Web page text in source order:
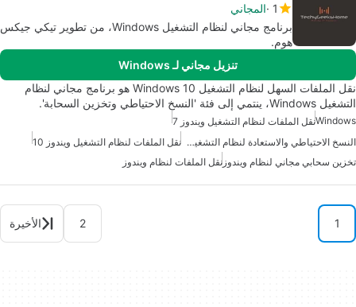
1 المجاني
برنامج مجاني لنظام التشغيل Windows، من تطوير تيكي جيكس
هوم.
تنزيل مجاني لـ Windows
نقل الملفات السهل لنظام التشغيل Windows 10 هو برنامج مجاني لنظام
التشغيل Windows، ينتمي إلى فئة 'النسخ الاحتياطي وتخزين السحابة'.
Windowsنقل الملفات لنظام التشغيل ويندوز 7
النسخ الاحتياطي والاستعادة لنظام التشغيل ويندوز 7 نقل الملفات لنظام التشغيل ويندوز 10
تخزين سحابي مجاني لنظام ويندوز نقل الملفات لنظام ويندوز
1
2 الأخيرة